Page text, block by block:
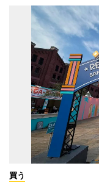
買う